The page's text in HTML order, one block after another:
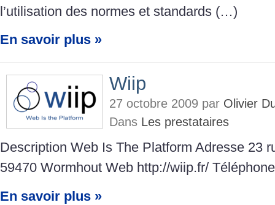
l’utilisation des normes et standards (…)
En savoir plus »
Wiip
27 octobre 2009 par Olivier
Dans Les prestataires
Description Web Is The Platform Adresse 23
59470 Wormhout Web http://wiip.fr/
En savoir plus »